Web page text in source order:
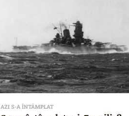
AZI S-A ÎNTÂMPLAT